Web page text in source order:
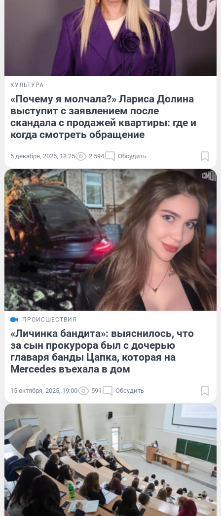
КУЛЬТУРА
«Почему я молчала?» Лариса Долина
выступит с заявлением после
скандала с продажей квартиры: где и
когда смотреть обращение
5 декабря, 2025, 18:25 2 594 Обсудить
ПРОИСШЕСТВИЯ
«Личинка бандита»: выяснилось, что
за сын прокурора был с дочерью
главаря банды Цапка, которая на
Mercedes въехала в дом
15 октября, 2025, 19:00 591 Обсудить